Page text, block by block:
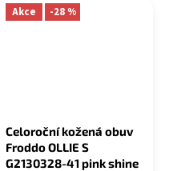
Akce -28 %
Celoroční kožená obuv
Froddo OLLIE S
G2130328-41 pink shine